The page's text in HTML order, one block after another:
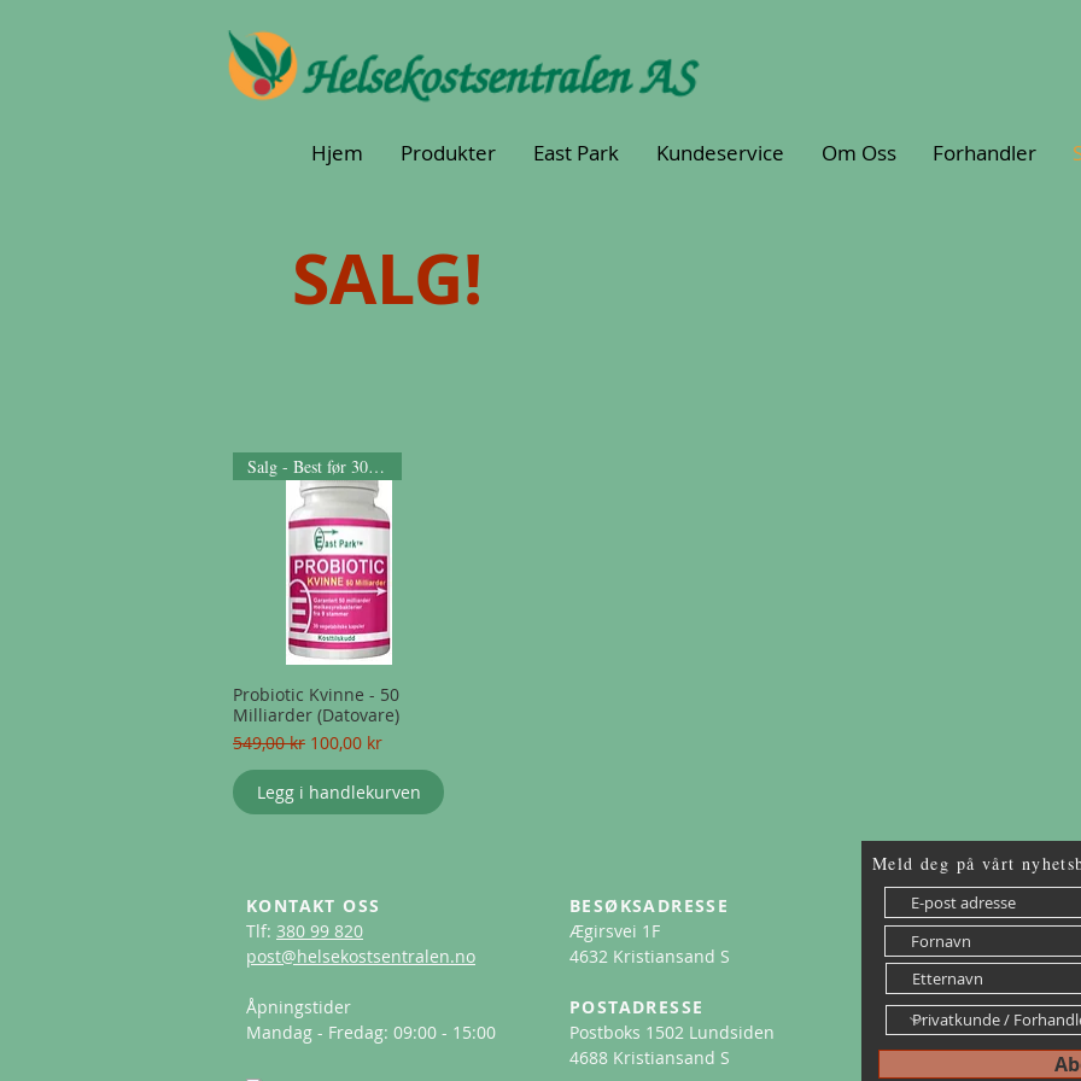
Hjem Produkter East Park Kundeservice Om Oss Forhandler
SALG!
Salg - Best før 30.11.22
Probiotic Kvinne - 50
Milliarder (Datovare)
Vanlig pris
549,00 kr Salgspris
100,00 kr
Legg i handlekurven
BESØKSADRESSE​
Ægirsvei 1F
4632 Kristiansand S
POSTADRESSE
Postboks 1502 Lundsiden
4688 Kristiansand S
KONTAKT OSS​
Tlf: 380 99 820
post@helsekostsentralen.no
Åpningstider
Mandag - Fredag: 09:00 - 15:00
Meld deg på vårt